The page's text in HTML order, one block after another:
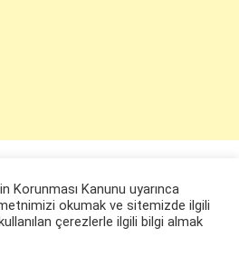
Korunması Kanunu uyarınca
okumak ve sitemizde ilgili
çerezlerle ilgili bilgi almak